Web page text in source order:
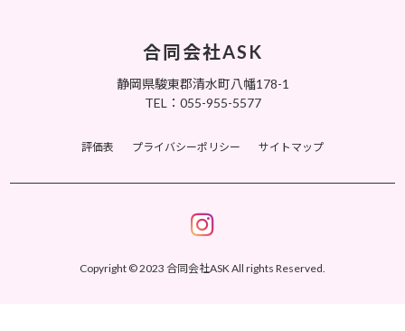
合同会社ASK
静岡県駿東郡清水町八幡178-1
TEL：055-955-5577
評価表 プライバシーポリシー サイトマップ
Copyright © 2023 合同会社ASK All rights Reserved.